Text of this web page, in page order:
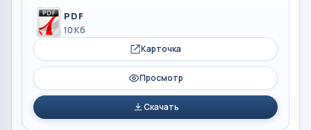
PDF
10 Кб
Карточка
Просмотр
Скачать